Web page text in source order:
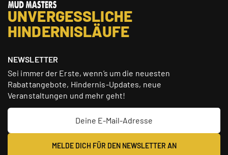
UNVERGESSLICHE
HINDERNISLÄUFE
NEWSLETTER
Sei immer der Erste, wenn’s um die neuesten
Rabattangebote, Hindernis-Updates, neue
Veranstaltungen und mehr geht!